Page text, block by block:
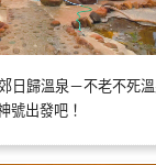
日歸溫泉－不老不死
號出發吧！